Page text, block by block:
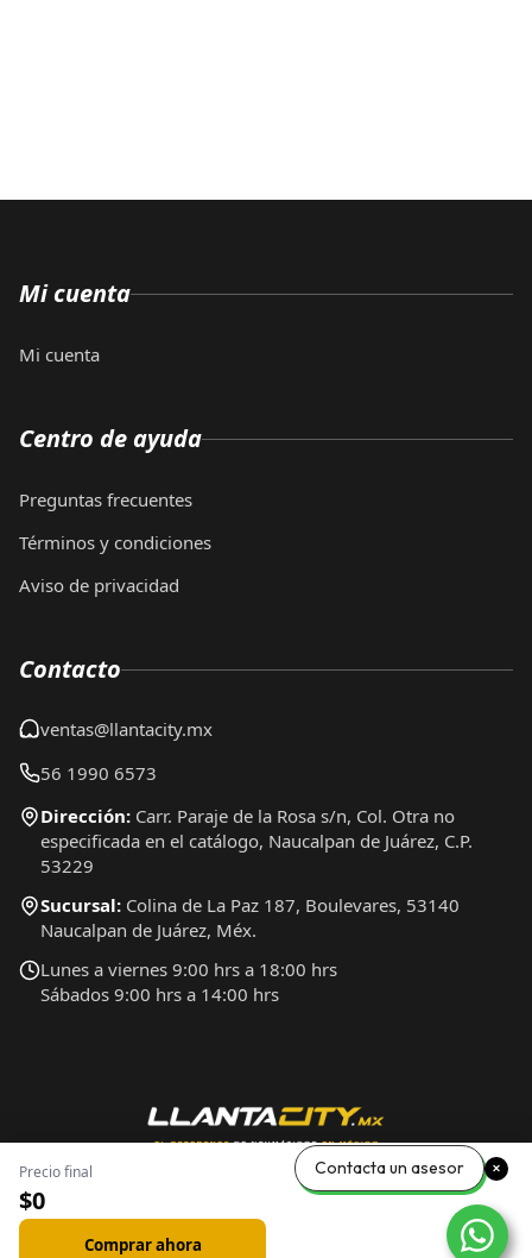
Precio final
$0
Comprar ahora
Mi cuenta
Mi cuenta
Centro de ayuda
Preguntas frecuentes
Términos y condiciones
Aviso de privacidad
Contacto
ventas@llantacity.mx
56 1990 6573
Dirección: Carr. Paraje de la Rosa s/n, Col. Otra no
especificada en el catálogo, Naucalpan de Juárez, C.P.
53229
Sucursal: Colina de La Paz 187, Boulevares, 53140
Naucalpan de Juárez, Méx.
Lunes a viernes 9:00 hrs a 18:00 hrs
Sábados 9:00 hrs a 14:00 hrs
Contacta un asesor